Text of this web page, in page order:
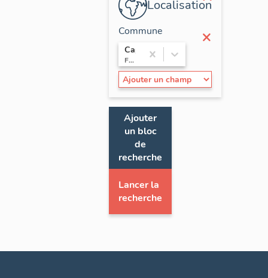
Localisation
×
Commune
Capvern
France / Occitanie / Hautes-Pyrénées
Ajouter
un bloc
de
recherche
Lancer la
recherche